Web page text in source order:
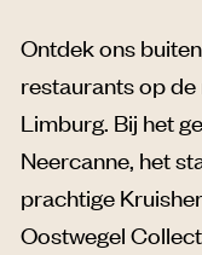
Ontdek ons
restaurants op
Limburg. Bij het
Neercanne, het
prachtige
Oostwegel